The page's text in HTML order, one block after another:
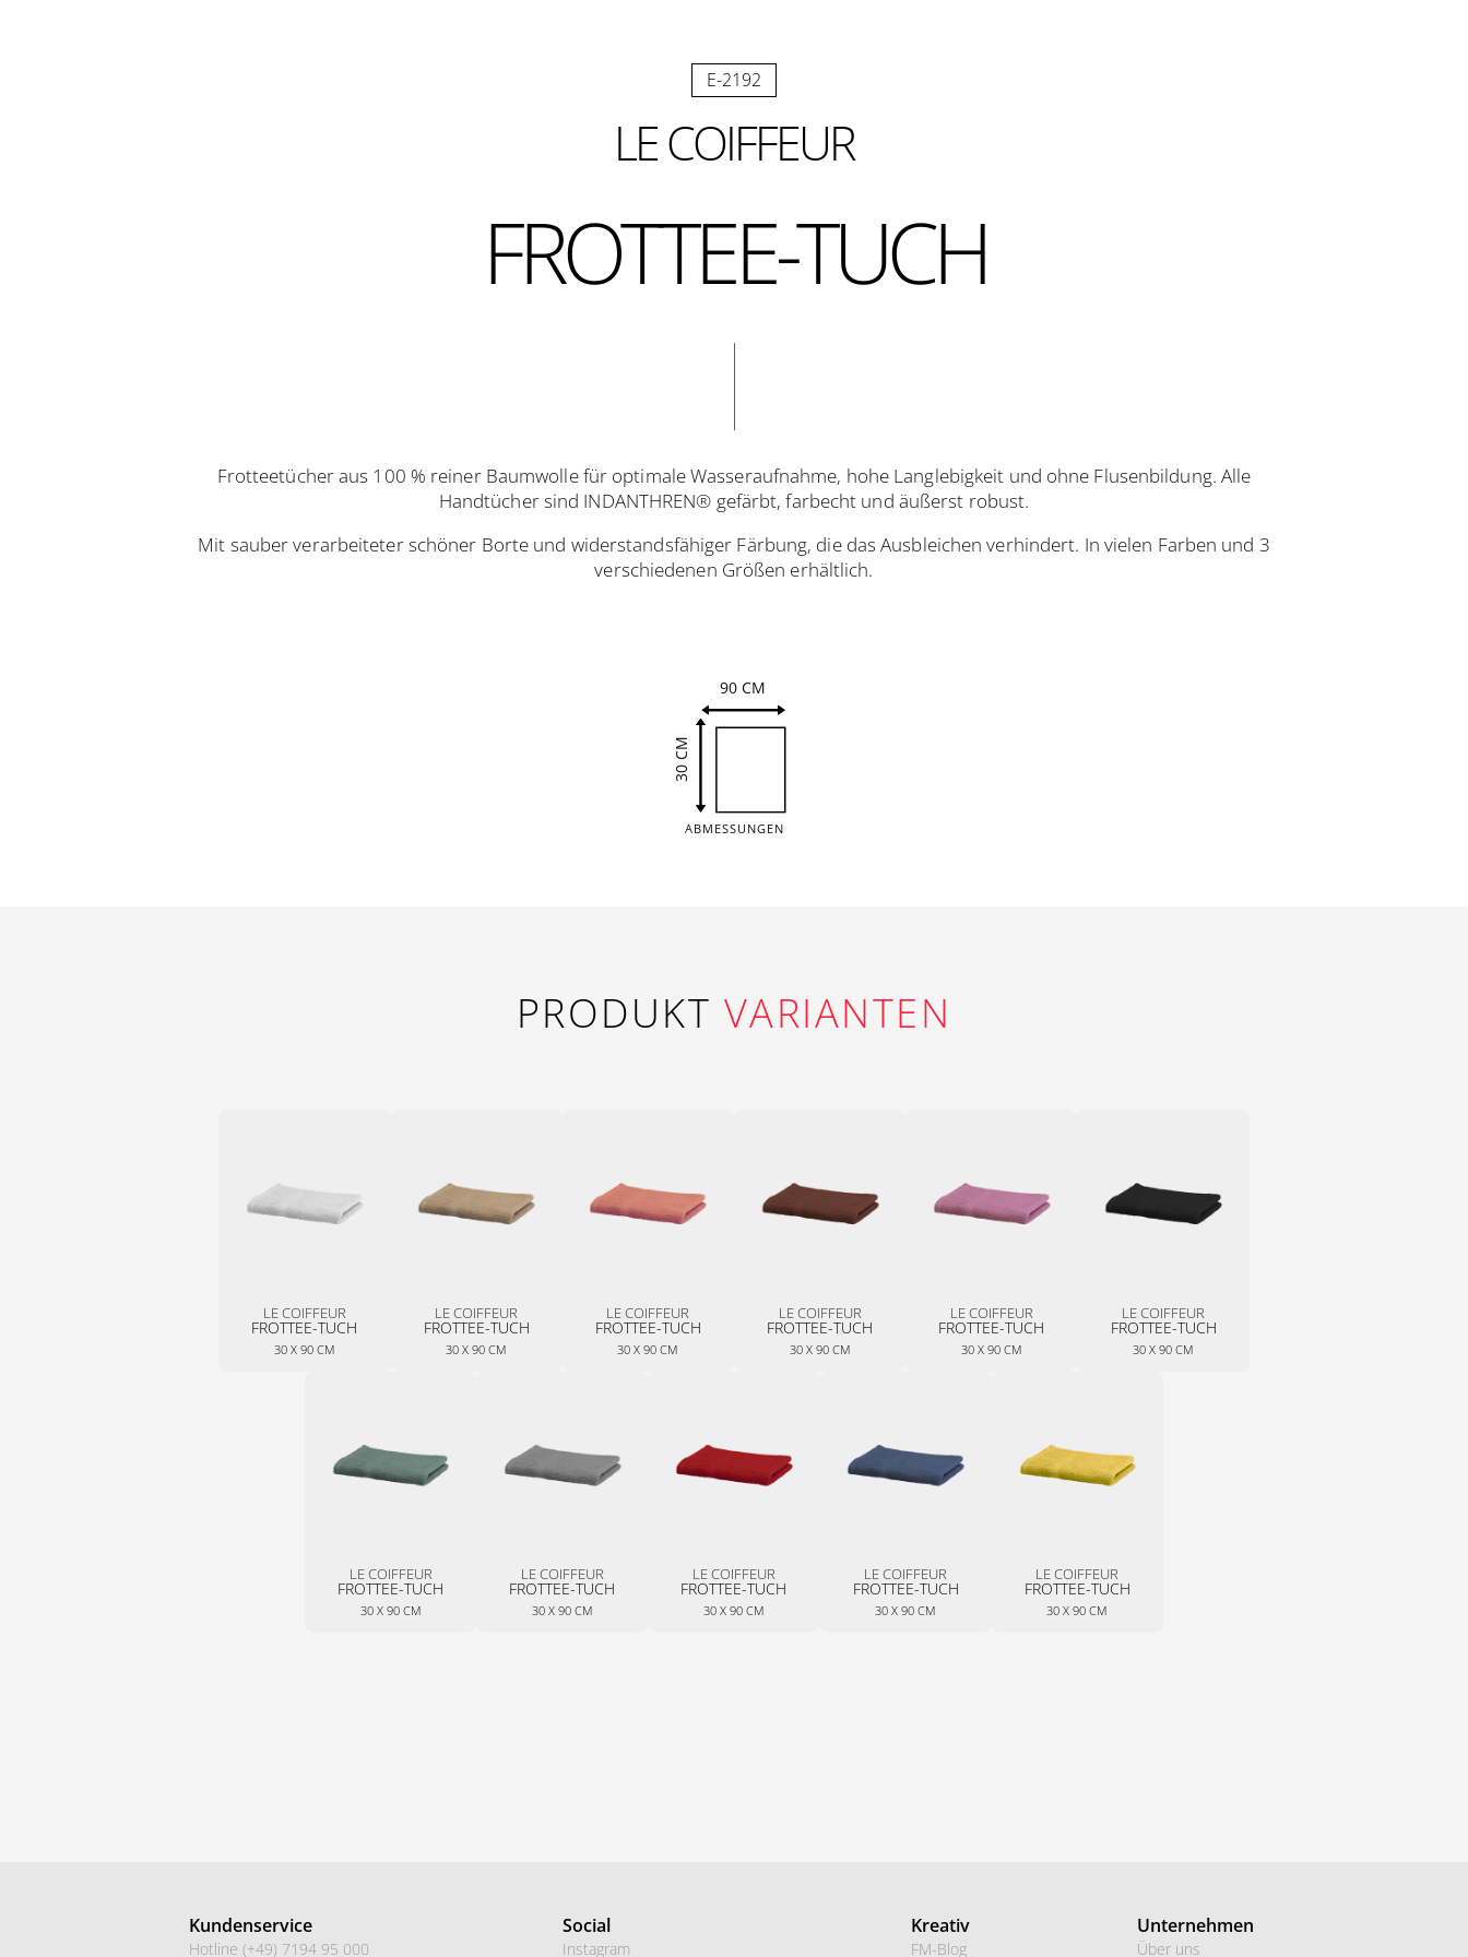
E-2192
LE COIFFEUR
FROTTEE-TUCH
Frotteetücher aus 100 % reiner Baumwolle für optimale Wasseraufnahme, hohe Langlebigkeit und ohne Flusenbildung. Alle
Handtücher sind INDANTHREN® gefärbt, farbecht und äußerst robust.
Mit sauber verarbeiteter schöner Borte und widerstandsfähiger Färbung, die das Ausbleichen verhindert. In vielen Farben und 3
verschiedenen Größen erhältlich.
30 CM
90 CM
ABMESSUNGEN
PRODUKT VARIANTEN
LE COIFFEUR
FROTTEE-TUCH
30 X 90 CM
LE COIFFEUR
FROTTEE-TUCH
30 X 90 CM
LE COIFFEUR
FROTTEE-TUCH
30 X 90 CM
LE COIFFEUR
FROTTEE-TUCH
30 X 90 CM
LE COIFFEUR
FROTTEE-TUCH
30 X 90 CM
LE COIFFEUR
FROTTEE-TUCH
30 X 90 CM
LE COIFFEUR
FROTTEE-TUCH
30 X 90 CM
LE COIFFEUR
FROTTEE-TUCH
30 X 90 CM
LE COIFFEUR
FROTTEE-TUCH
30 X 90 CM
LE COIFFEUR
FROTTEE-TUCH
30 X 90 CM
LE COIFFEUR
FROTTEE-TUCH
30 X 90 CM
Kundenservice
Hotline (+49) 7194 95 000
Social
Instagram
Kreativ
FM-Blog
Unternehmen
Über uns